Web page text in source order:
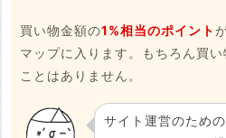
買い物金額の1%相当のポイント
マップに入ります。もちろん買
ことはありません。
サイト運営のため